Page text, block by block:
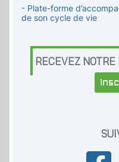
- Plate-forme
de son cycle de vie
RECEVEZ